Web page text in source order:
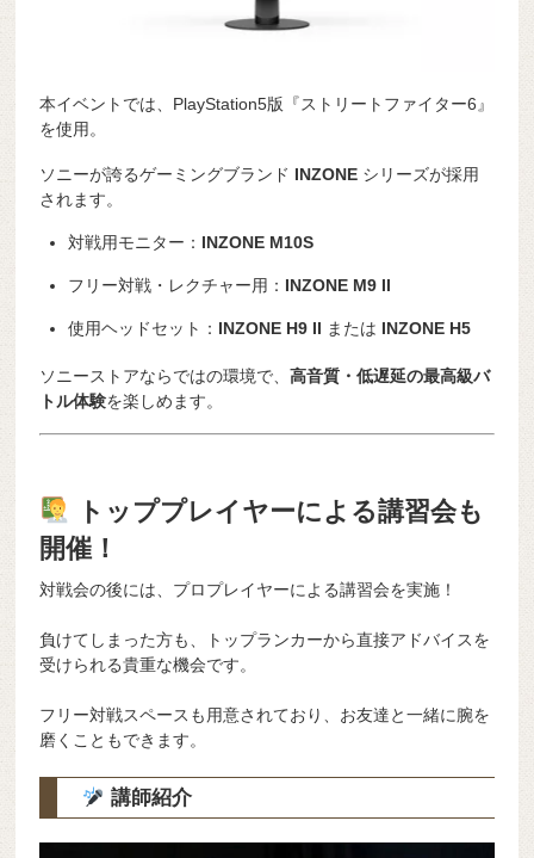
本イベントでは、PlayStation5版『ストリートファイター6』
を使用。
ソニーが誇るゲーミングブランド INZONE シリーズが採用
されます。
対戦用モニター： INZONE M10S
フリー対戦・レクチャー用： INZONE M9 II
使用ヘッドセット： INZONE H9 II または INZONE H5
ソニーストアならではの環境で、高音質・低遅延の最高級バ
トル体験を楽しめます。
トッププレイヤーによる講習会も
開催！
対戦会の後には、プロプレイヤーによる講習会を実施！
負けてしまった方も、トップランカーから直接アドバイスを
受けられる貴重な機会です。
フリー対戦スペースも用意されており、お友達と一緒に腕を
磨くこともできます。
講師紹介